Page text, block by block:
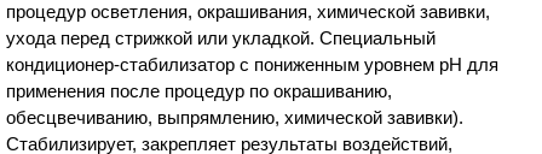
процедур осветления, окрашивания, химической завивки,
ухода перед стрижкой или укладкой. Специальный
кондиционер-стабилизатор с пониженным уровнем pH для
применения после процедур по окрашиванию,
обесцвечиванию, выпрямлению, химической завивки).
Стабилизирует, закрепляет результаты воздействий,